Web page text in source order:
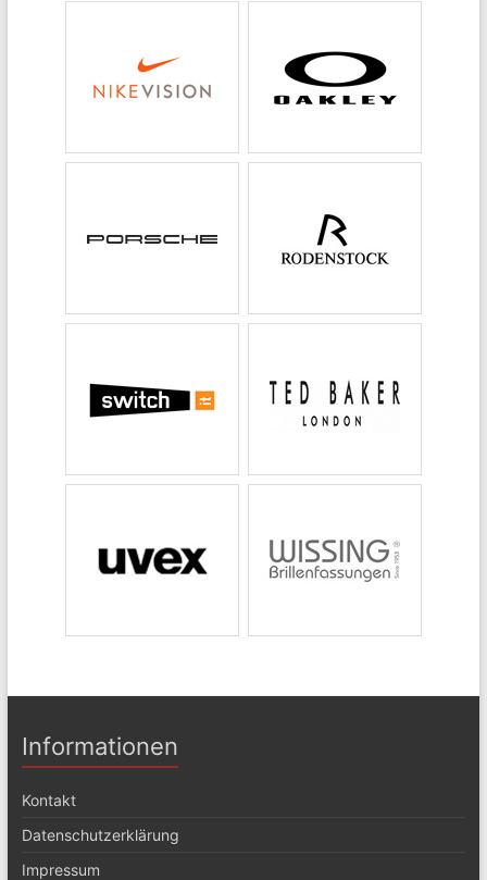
Informationen
Kontakt
Datenschutzerklärung
Impressum